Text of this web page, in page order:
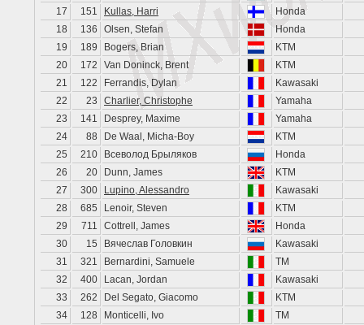
17
151 Kullas, Harri
Honda
18
136 Olsen, Stefan
Honda
19
189 Bogers, Brian
KTM
20
172 Van Doninck, Brent
KTM
21
122 Ferrandis, Dylan
Kawasaki
22
23 Charlier, Christophe
Yamaha
23
141 Desprey, Maxime
Yamaha
24
88 De Waal, Micha-Boy
KTM
25
210 Всеволод Брыляков
Honda
26
20 Dunn, James
KTM
27
300 Lupino, Alessandro
Kawasaki
28
685 Lenoir, Steven
KTM
29
711 Cottrell, James
Honda
30
15 Вячеслав Головкин
Kawasaki
31
321 Bernardini, Samuele
TM
32
400 Lacan, Jordan
Kawasaki
33
262 Del Segato, Giacomo
KTM
34
128 Monticelli, Ivo
TM